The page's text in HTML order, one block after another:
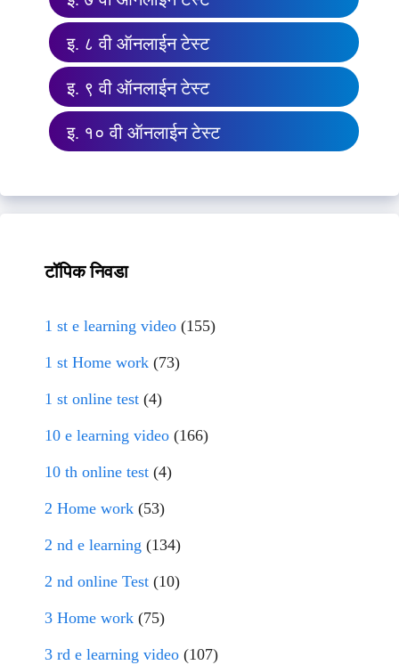
इ. ८ वी ऑनलाईन टेस्ट
इ. ९ वी ऑनलाईन टेस्ट
इ. १० वी ऑनलाईन टेस्ट
टॉपिक निवडा
1 st e learning video (155)
1 st Home work (73)
1 st online test (4)
10 e learning video (166)
10 th online test (4)
2 Home work (53)
2 nd e learning (134)
2 nd online Test (10)
3 Home work (75)
3 rd e learning video (107)